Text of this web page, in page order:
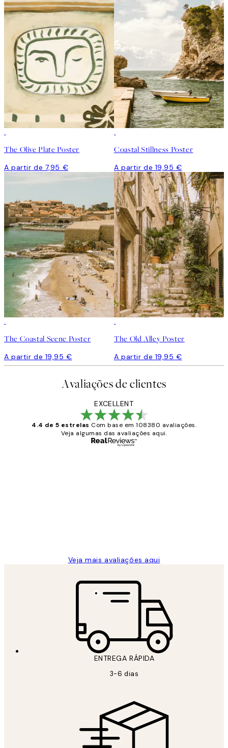
The Olive Plate Poster
A partir de 7,95 €
Coastal Stillness Poster
A partir de 19,95 €
The Coastal Scene Poster
A partir de 19,95 €
The Old Alley Poster
A partir de 19,95 €
Avaliações de clientes
EXCELLENT
4.4 de 5 estrelas Com base em 108380 avaliações.
Veja algumas das avaliações aqui.
Veja mais avaliações aqui
ENTREGA RÁPIDA
3-6 dias